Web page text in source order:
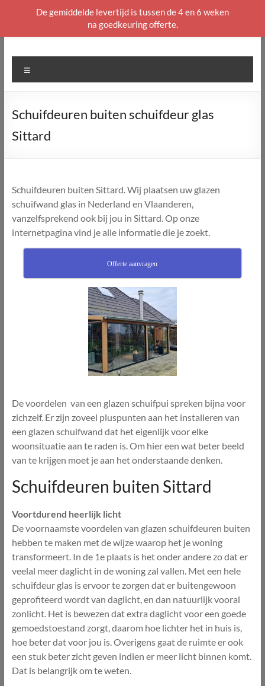
naar
Schuifdeuren buiten schuifdeur glas
Sittard
Schuifdeuren buiten Sittard. Wij plaatsen uw glazen
schuifwand glas in Nederland en Vlaanderen,
vanzelfsprekend ook bij jou in Sittard. Op onze
internetpagina vind je alle informatie die je zoekt.
Offerte aanvragen
De voordelen van een glazen schuifpui spreken bijna voor
zichzelf. Er zijn zoveel pluspunten aan het installeren van
een glazen schuifwand dat het eigenlijk voor elke
woonsituatie aan te raden is. Om hier een wat beter beeld
van te krijgen moet je aan het onderstaande denken.
Schuifdeuren buiten Sittard
Voortdurend heerlijk licht
De voornaamste voordelen van glazen schuifdeuren buiten
hebben te maken met de wijze waarop het je woning
transformeert. In de 1e plaats is het onder andere zo dat er
veelal meer daglicht in de woning zal vallen. Met een hele
schuifdeur glas is ervoor te zorgen dat er buitengewoon
geprofiteerd wordt van daglicht, en dan natuurlijk vooral
zonlicht. Het is bewezen dat extra daglicht voor een goede
gemoedstoestand zorgt, daarom hoe lichter het in huis is,
hoe beter dat voor jou is. Overigens gaat de ruimte er ook
een stuk beter zicht geven indien er meer licht binnen komt.
Dat is belangrijk om te weten.
De gemiddelde levertijd is tussen de 4 en 6 weken
na goedkeuring offerte.